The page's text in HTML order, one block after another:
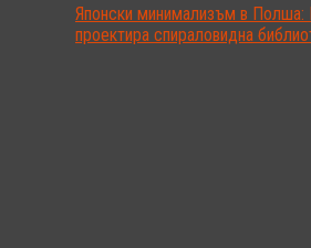
Японски минимализъм в Полша:
проектира спираловидна